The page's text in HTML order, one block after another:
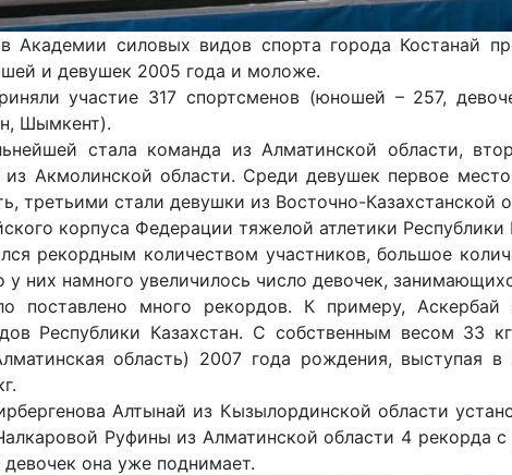
Академии силовых видов спорта города Костанай
и девушек 2005 года и моложе.
участие 317 спортсменов (юношей – 257,
Шымкент).
стала команда из Алматинской области,
из Акмолинской области. Среди девушек первое
третьими стали девушки из Восточно-Казахстанской
корпуса Федерации тяжелой атлетики
рекордным количеством участников, большое
у них намного увеличилось число девочек,
поставлено много рекордов. К примеру,
Республики Казахстан. С собственным весом 33
область) 2007 года рождения, выступая
Алтынай из Кызылординской области
Руфины из Алматинской области 4 рекорда
она уже поднимает.